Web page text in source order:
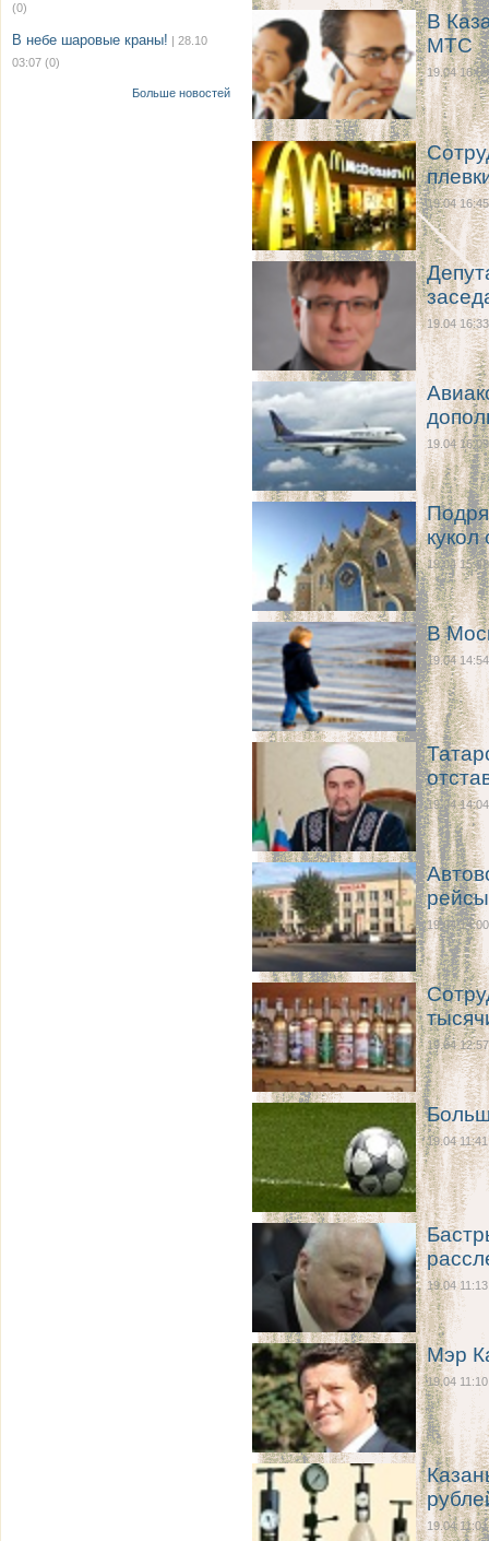
(0)
В небе шаровые краны! | 28.10
03:07 (0)
Больше новостей
В
МТС
19.04 16:59
19.04 16:45
19.04 16:33
19.04 16:09
19.04 15:48
В
19.04 14:54
19.04 14:04
рейсы
19.04 14:00
19.04 12:57
19.04 11:41
19.04 11:13
Мэр
19.04 11:10
19.04 11:01